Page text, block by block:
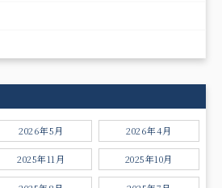
2026年5月 2026年4月
2025年11月 2025年10月